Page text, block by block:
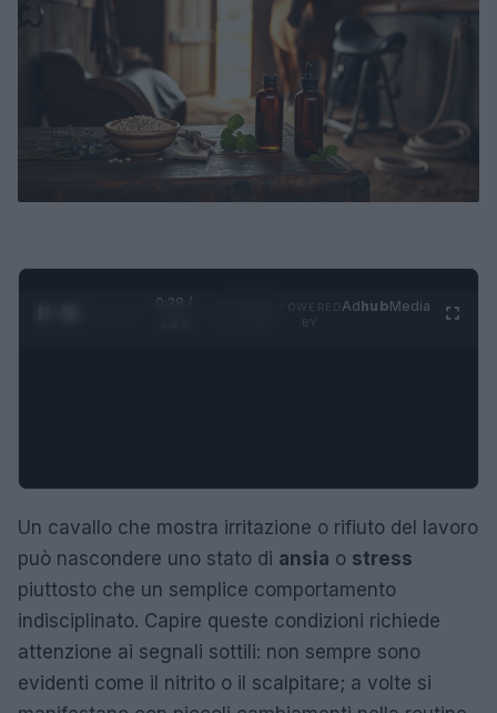
0:29 /
AdhubMedia
Un cavallo che mostra irritazione o rifiuto del lavoro
può nascondere uno stato di ansia o stress
piuttosto che un semplice comportamento
indisciplinato. Capire queste condizioni richiede
attenzione ai segnali sottili: non sempre sono
evidenti come il nitrito o il scalpitare; a volte si